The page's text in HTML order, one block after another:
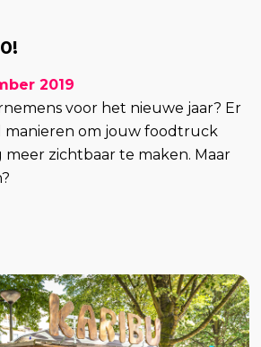
2019
voor het nieuwe jaar? Er
manieren om jouw foodtruck
zichtbaar te maken. Maar